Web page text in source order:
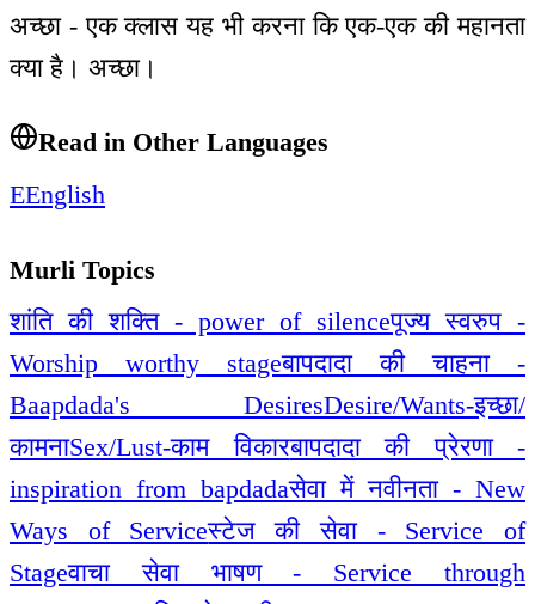
अच्छा - एक क्लास यह भी करना कि एक-एक की महानता
क्या है। अच्छा।
Read in Other Languages
EEnglish
Murli Topics
शांति की शक्ति - power of silenceपूज्य स्वरुप -
Worship worthy stageबापदादा की चाहना -
Baapdada's DesiresDesire/Wants-इच्छा/
कामनाSex/Lust-काम विकारबापदादा की प्रेरणा -
inspiration from bapdadaसेवा में नवीनता - New
Ways of Serviceस्टेज की सेवा - Service of
Stageवाचा सेवा भाषण - Service through